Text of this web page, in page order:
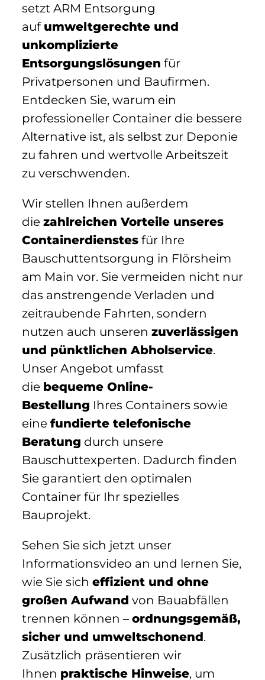
setzt ARM Entsorgung
auf umweltgerechte und
unkomplizierte
Entsorgungslösungen für
Privatpersonen und Baufirmen.
Entdecken Sie, warum ein
professioneller Container die bessere
Alternative ist, als selbst zur Deponie
zu fahren und wertvolle Arbeitszeit
zu verschwenden.
Wir stellen Ihnen außerdem
die zahlreichen Vorteile unseres
Containerdienstes für Ihre
Bauschuttentsorgung in Flörsheim
am Main vor. Sie vermeiden nicht nur
das anstrengende Verladen und
zeitraubende Fahrten, sondern
nutzen auch unseren zuverlässigen
und pünktlichen Abholservice.
Unser Angebot umfasst
die bequeme Online-
Bestellung Ihres Containers sowie
eine fundierte telefonische
Beratung durch unsere
Bauschuttexperten. Dadurch finden
Sie garantiert den optimalen
Container für Ihr spezielles
Bauprojekt.
Sehen Sie sich jetzt unser
Informationsvideo an und lernen Sie,
wie Sie sich effizient und ohne
großen Aufwand von Bauabfällen
trennen können – ordnungsgemäß,
sicher und umweltschonend.
Zusätzlich präsentieren wir
Ihnen praktische Hinweise, um